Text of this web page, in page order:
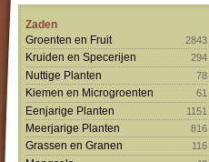
Zaden
Groenten en Fruit
2843
Kruiden en Specerijen 294
Nuttige Planten 78
Kiemen en Microgroenten 61
Eenjarige Planten 1151
Meerjarige Planten 816
Grassen en Granen 116